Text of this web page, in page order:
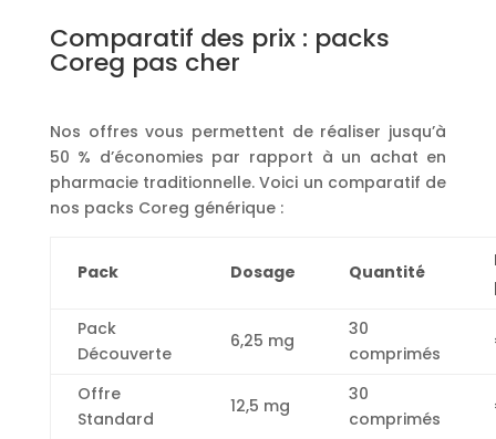
Comparatif des prix : packs
Coreg pas cher
Nos offres vous permettent de réaliser jusqu’à
50 % d’économies par rapport à un achat en
pharmacie traditionnelle. Voici un comparatif de
nos packs Coreg générique :
Pack Dosage Quantité
Pack
Découverte
6,25 mg
30
comprimés
Offre
Standard
12,5 mg
30
comprimés